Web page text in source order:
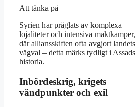
Att tänka på
Syrien har präglats av komplexa
lojaliteter och intensiva maktkamper,
där alliansskiften ofta avgjort landets
vägval – detta märks tydligt i Assads
historia.
Inbördeskrig, krigets
vändpunkter och exil